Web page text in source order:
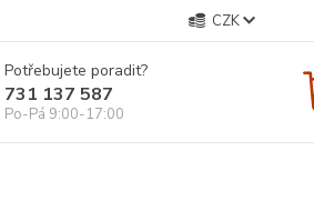
CZK
Potřebujete poradit?
731 137 587
Po-Pá 9:00-17:00